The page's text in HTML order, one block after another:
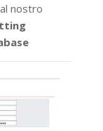
nostro